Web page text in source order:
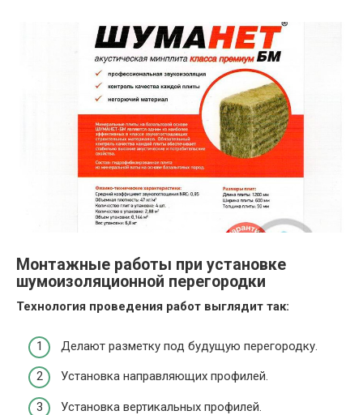
Монтажные работы при установке
шумоизоляционной перегородки
Технология проведения работ выглядит так:
Делают разметку под будущую перегородку.
Установка направляющих профилей.
Установка вертикальных профилей.